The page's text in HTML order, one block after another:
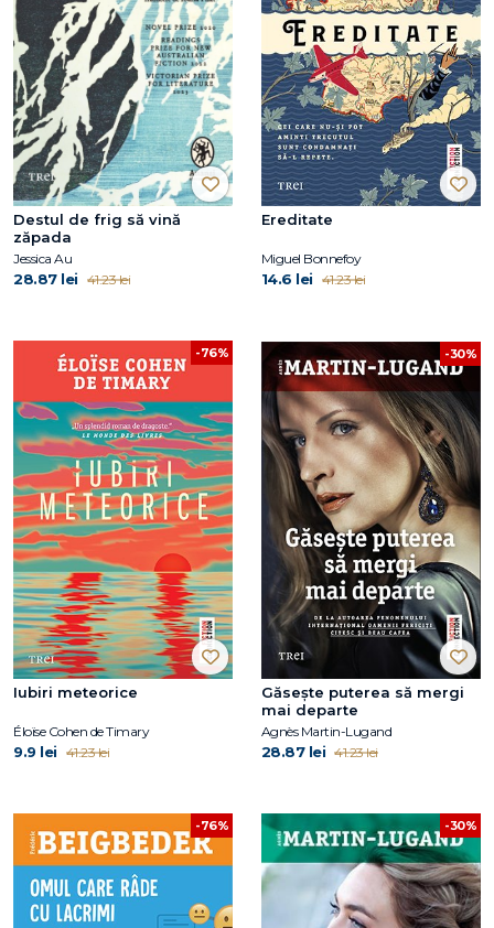
Destul de frig să vină
zăpada
Jessica Au
28.87 lei 41.23 lei
Ereditate
Miguel Bonnefoy
14.6 lei 41.23 lei
-76%
Iubiri meteorice
Éloïse Cohen de Timary
9.9 lei 41.23 lei
-30%
Găsește puterea să mergi
mai departe
Agnès Martin-Lugand
28.87 lei 41.23 lei
-76% -30%